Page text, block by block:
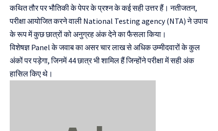
कथित तौर पर भौतिकी के पेपर के प्रश्न के कई सही उत्तर हैं। नतीजतन,
परीक्षा आयोजित करने वाली National Testing agency (NTA) ने उपाय
के रूप में कुछ छात्रों को अनुग्रह अंक देने का फैसला किया।
विशेषज्ञ Panel के जवाब का असर चार लाख से अधिक उम्मीदवारों के कुल
अंकों पर पड़ेगा, जिनमें 44 छात्र भी शामिल हैं जिन्होंने परीक्षा में सही अंक
हासिल किए थे।